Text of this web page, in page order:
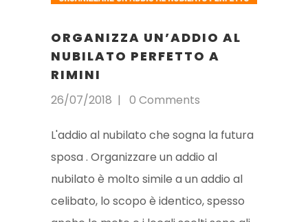
ORGANIZZA UN’ADDIO AL
NUBILATO PERFETTO A
RIMINI
26/07/2018 0 Comments
L'addio al nubilato che sogna la futura
sposa . Organizzare un addio al
nubilato è molto simile a un addio al
celibato, lo scopo è identico, spesso